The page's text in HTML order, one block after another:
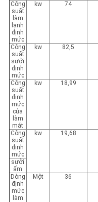
Công
suất
làm
lạnh
định
mức
kw 74
Công
suất
sưởi
định
mức
kw 82,5
Công
suất
định
mức
của
làm
mát
kw 18,99
Công
suất
định
mức
kw 19,68
sưởi
ấm
Dòng
định
mức
làm
Một 36